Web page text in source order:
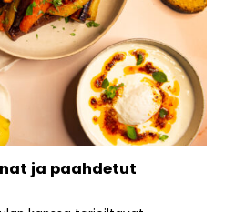
ja paahdetut